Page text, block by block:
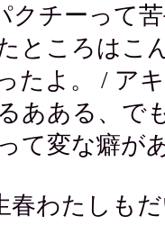
チーって苦
ところはこ
たよ。 / ア
あある、で
て変な癖が
わたしもだ